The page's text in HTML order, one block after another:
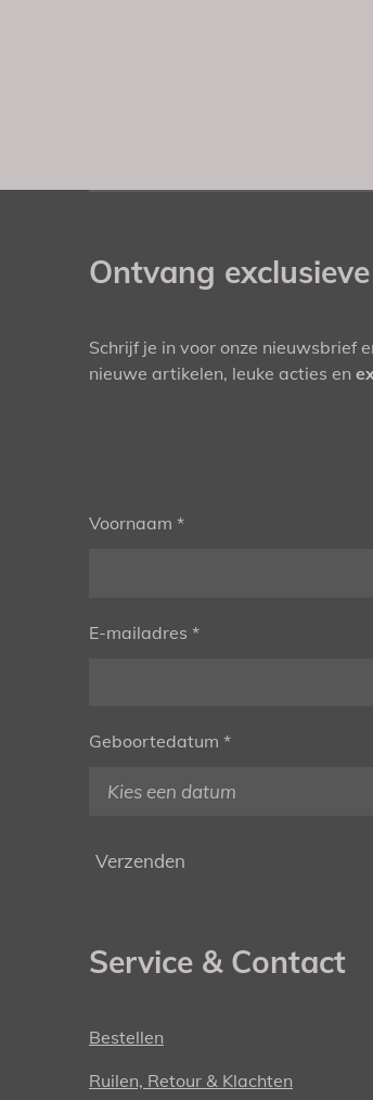
Ontvang
Schrijf je in voor onze nieuwsbrief
nieuwe artikelen, leuke acties en
Voornaam *
E-mailadres *
Geboortedatum *
Verzenden
Service & Contact
Bestellen
Ruilen, Retour & Klachten